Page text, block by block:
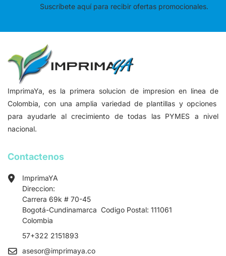
Suscríbete aquí para recibir ofertas promocionales.
ImprimaYa, es la primera solucion de impresion en linea de
Colombia, con una amplia variedad de plantillas y opciones
para ayudarle al crecimiento de todas las PYMES a nivel
nacional.
Contactenos
ImprimaYA
Direccion:
Carrera 69k # 70-45
Bogotá-Cundinamarca Codigo Postal: 111061
Colombia
57+322 2151893
asesor@imprimaya.co